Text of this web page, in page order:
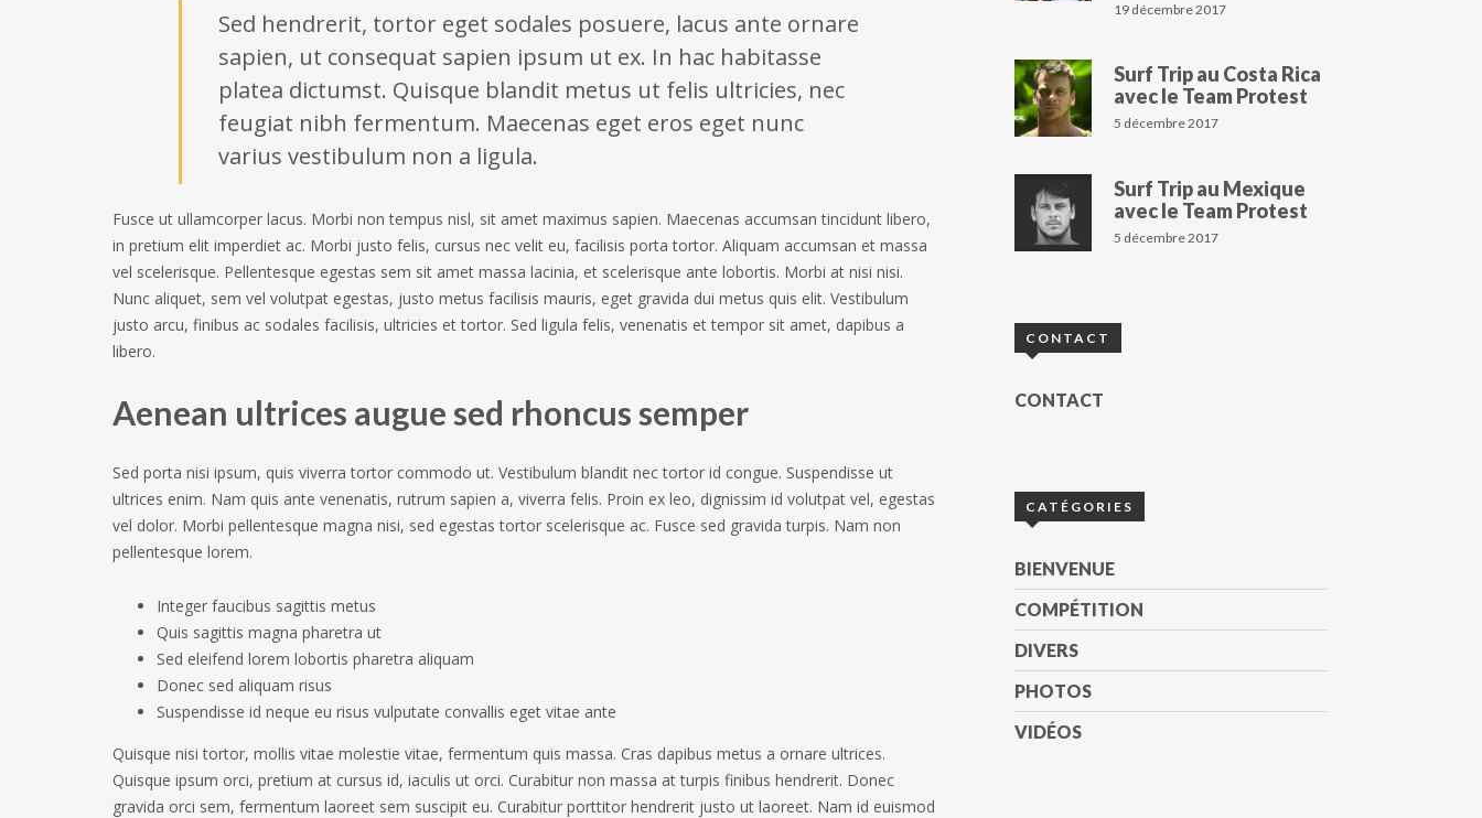
Sed hendrerit, tortor eget sodales posuere, lacus ante ornare
sapien, ut consequat sapien ipsum ut ex. In hac habitasse
platea dictumst. Quisque blandit metus ut felis ultricies, nec
feugiat nibh fermentum. Maecenas eget eros eget nunc
varius vestibulum non a ligula.
Fusce ut ullamcorper lacus. Morbi non tempus nisl, sit amet maximus sapien. Maecenas accumsan tincidunt libero,
in pretium elit imperdiet ac. Morbi justo felis, cursus nec velit eu, facilisis porta tortor. Aliquam accumsan et massa
vel scelerisque. Pellentesque egestas sem sit amet massa lacinia, et scelerisque ante lobortis. Morbi at nisi nisi.
Nunc aliquet, sem vel volutpat egestas, justo metus facilisis mauris, eget gravida dui metus quis elit. Vestibulum
justo arcu, finibus ac sodales facilisis, ultricies et tortor. Sed ligula felis, venenatis et tempor sit amet, dapibus a
libero.
Aenean ultrices augue sed rhoncus semper
Sed porta nisi ipsum, quis viverra tortor commodo ut. Vestibulum blandit nec tortor id congue. Suspendisse ut
ultrices enim. Nam quis ante venenatis, rutrum sapien a, viverra felis. Proin ex leo, dignissim id volutpat vel, egestas
vel dolor. Morbi pellentesque magna nisi, sed egestas tortor scelerisque ac. Fusce sed gravida turpis. Nam non
pellentesque lorem.
Integer faucibus sagittis metus
Quis sagittis magna pharetra ut
Sed eleifend lorem lobortis pharetra aliquam
Donec sed aliquam risus
Suspendisse id neque eu risus vulputate convallis eget vitae ante
Quisque nisi tortor, mollis vitae molestie vitae, fermentum quis massa. Cras dapibus metus a ornare ultrices.
Quisque ipsum orci, pretium at cursus id, iaculis ut orci. Curabitur non massa at turpis finibus hendrerit. Donec
gravida orci sem, fermentum laoreet sem suscipit eu. Curabitur porttitor hendrerit justo ut laoreet. Nam id euismod
19 décembre 2017
Surf Trip au Costa Rica
avec le Team Protest
5 décembre 2017
Surf Trip au Mexique
avec le Team Protest
5 décembre 2017
CONTACT
CONTACT
CATÉGORIES
BIENVENUE
COMPÉTITION
DIVERS
PHOTOS
VIDÉOS